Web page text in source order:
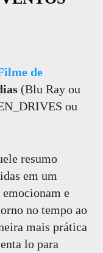
de
(Blu Ray ou
ou
resumo
em um
e
no tempo ao
mais prática
lo para